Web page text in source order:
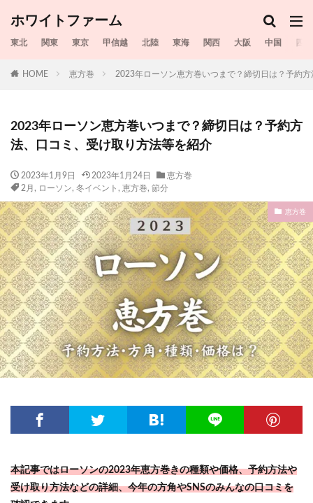
ホワイトファーム
東北 関東 東京 甲信越 北陸 東海 関西 大阪 中国 四国
HOME 恵方巻 2023年ローソン恵方巻いつまで？締切日は？予約
2023年ローソン恵方巻いつまで？締切日は？予約方
法、口コミ、受け取り方法等を紹介
2023年1月9日 2023年1月24日
恵方巻
2月 , ローソン, 冬イベント , 恵方巻, 節分
恵方巻
本記事ではローソンの2023年恵方巻きの種類や価格、予約方法や
受け取り方法などの詳細、今年の方角やSNSのみんなの口コミを